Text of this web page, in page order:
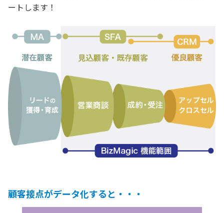
ートします！
顧客接点がデータ化すると・・・